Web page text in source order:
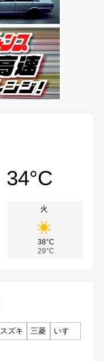
34°C
火
38°C
29°C
スズキ 三菱
いすゞ